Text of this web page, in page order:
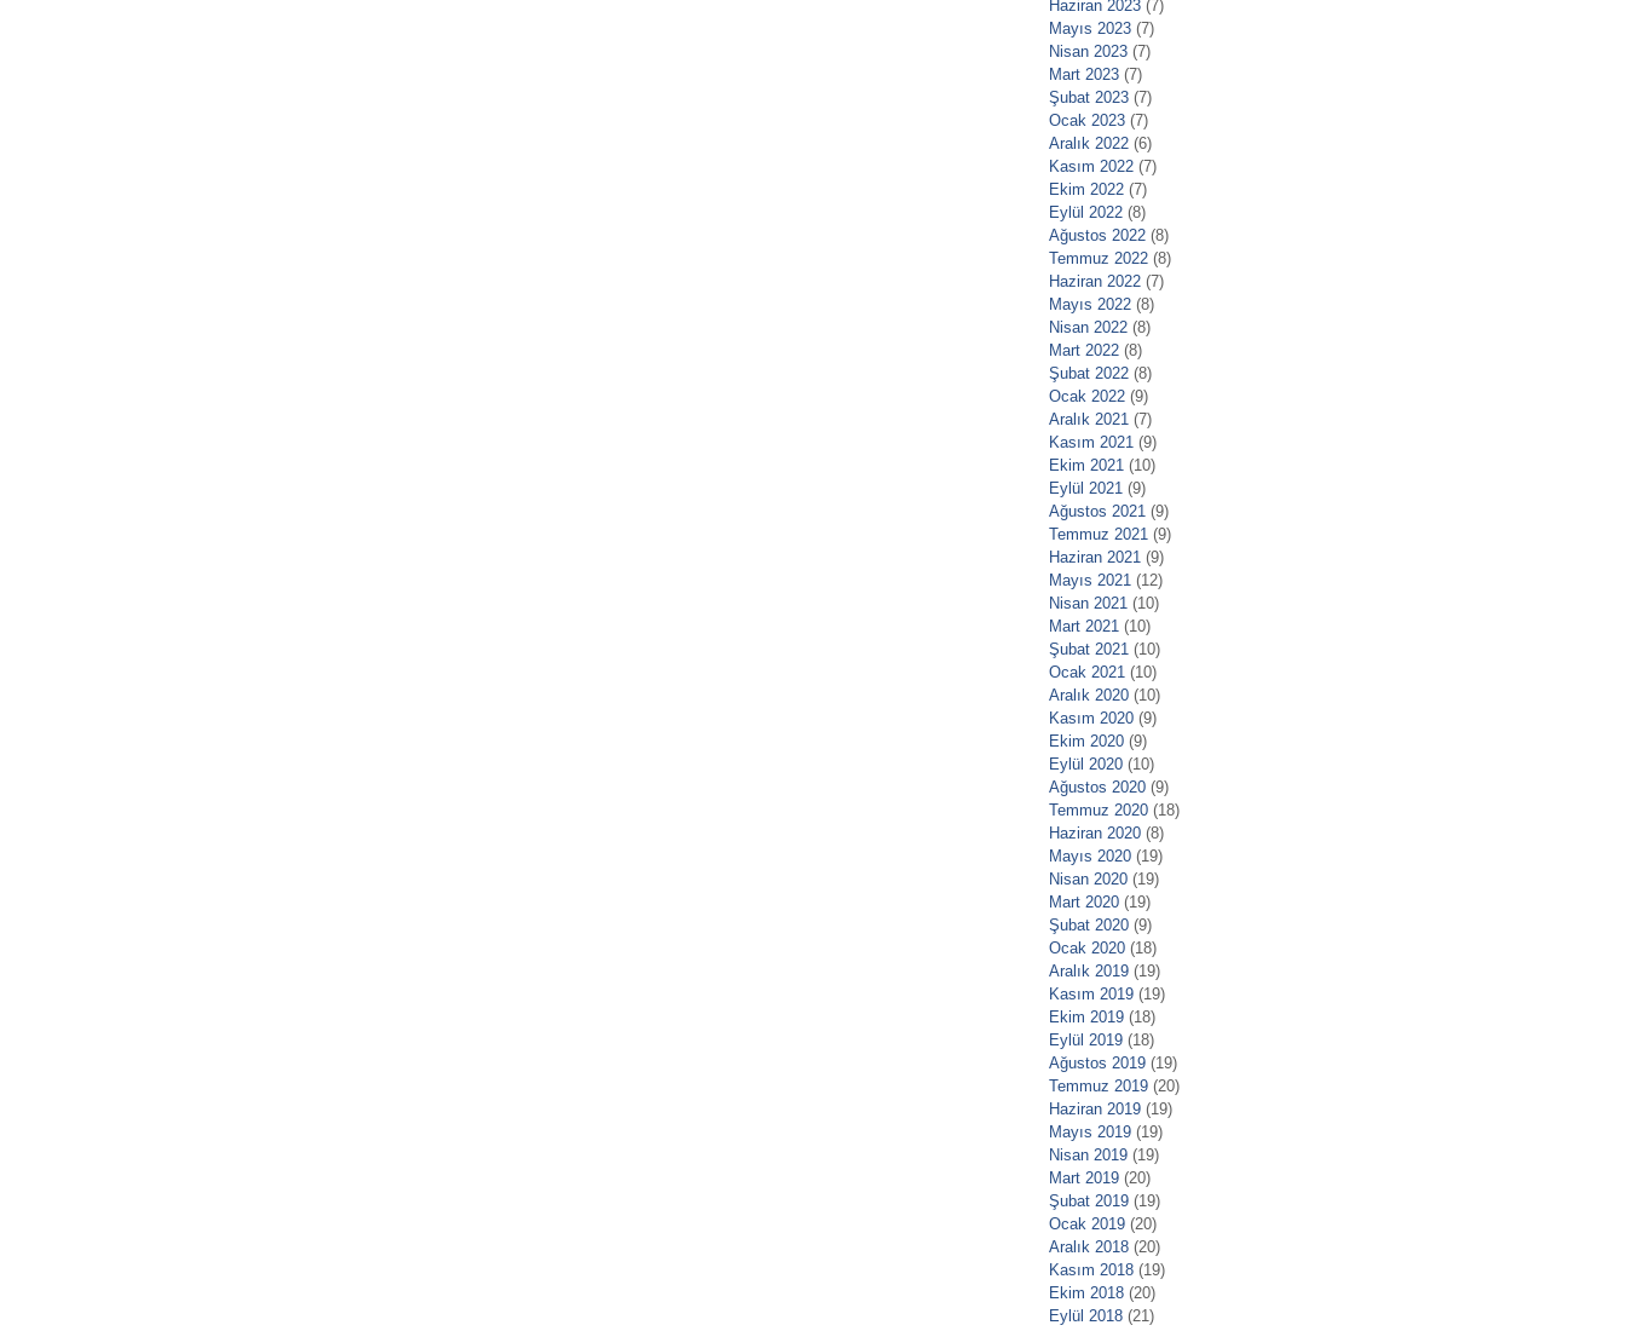
Haziran 2023 (7)
Mayıs 2023 (7)
Nisan 2023 (7)
Mart 2023 (7)
Şubat 2023 (7)
Ocak 2023 (7)
Aralık 2022 (6)
Kasım 2022 (7)
Ekim 2022 (7)
Eylül 2022 (8)
Ağustos 2022 (8)
Temmuz 2022 (8)
Haziran 2022 (7)
Mayıs 2022 (8)
Nisan 2022 (8)
Mart 2022 (8)
Şubat 2022 (8)
Ocak 2022 (9)
Aralık 2021 (7)
Kasım 2021 (9)
Ekim 2021 (10)
Eylül 2021 (9)
Ağustos 2021 (9)
Temmuz 2021 (9)
Haziran 2021 (9)
Mayıs 2021 (12)
Nisan 2021 (10)
Mart 2021 (10)
Şubat 2021 (10)
Ocak 2021 (10)
Aralık 2020 (10)
Kasım 2020 (9)
Ekim 2020 (9)
Eylül 2020 (10)
Ağustos 2020 (9)
Temmuz 2020 (18)
Haziran 2020 (8)
Mayıs 2020 (19)
Nisan 2020 (19)
Mart 2020 (19)
Şubat 2020 (9)
Ocak 2020 (18)
Aralık 2019 (19)
Kasım 2019 (19)
Ekim 2019 (18)
Eylül 2019 (18)
Ağustos 2019 (19)
Temmuz 2019 (20)
Haziran 2019 (19)
Mayıs 2019 (19)
Nisan 2019 (19)
Mart 2019 (20)
Şubat 2019 (19)
Ocak 2019 (20)
Aralık 2018 (20)
Kasım 2018 (19)
Ekim 2018 (20)
Eylül 2018 (21)